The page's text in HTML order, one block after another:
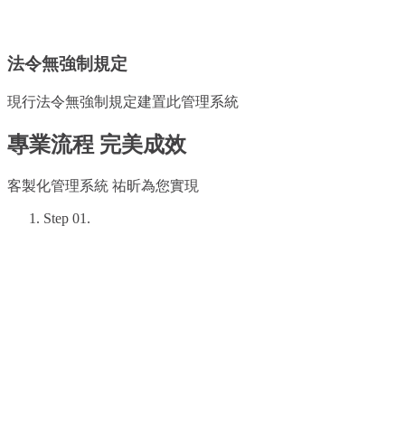
法令無強制規定
現行法令無強制規定建置此管理系統
專業流程 完美成效
客製化管理系統 祐昕為您實現
Step 01 .